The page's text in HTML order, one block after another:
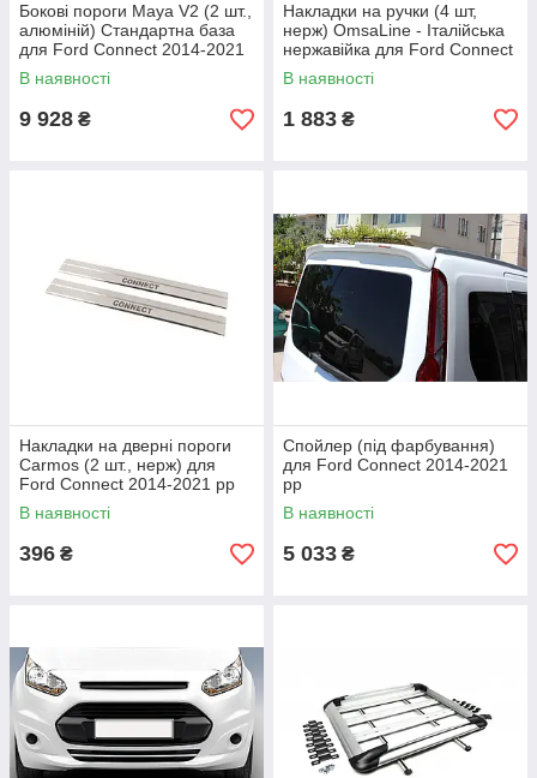
Бокові пороги Maya V2 (2 шт.,
алюміній) Стандартна база
для Ford Connect 2014-2021
рр
В наявності
9 928 ₴
Накладки на ручки (4 шт,
нерж) OmsaLine - Італійська
нержавійка для Ford Connect
2014-2021 рр
В наявності
1 883 ₴
Накладки на дверні пороги
Carmos (2 шт., нерж) для
Ford Connect 2014-2021 рр
В наявності
396 ₴
Спойлер (під фарбування)
для Ford Connect 2014-2021
рр
В наявності
5 033 ₴